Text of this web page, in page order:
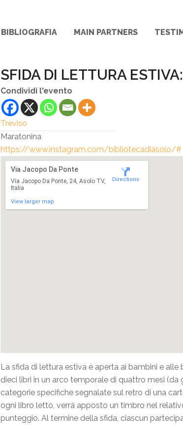
BIBLIOGRAFIA MAIN PARTNERS
SFIDA DI LETTURA
Condividi l'evento
Treviso
Maratonina
https://www.instagram.com/bibliotecadiasolo/#
Via Jacopo Da Ponte
Via Jacopo Da Ponte, 24, Asolo TV,
Italia
View larger map
Directions
La sfida di lettura estiva è aperta ai bambini e
dieci libri in un arco temporale di quattro mesi
categorie specifiche segnalate sul retro di una
ogni libro letto, verrà apposto un timbro nel
punteggio. Al termine della sfida, ciascun